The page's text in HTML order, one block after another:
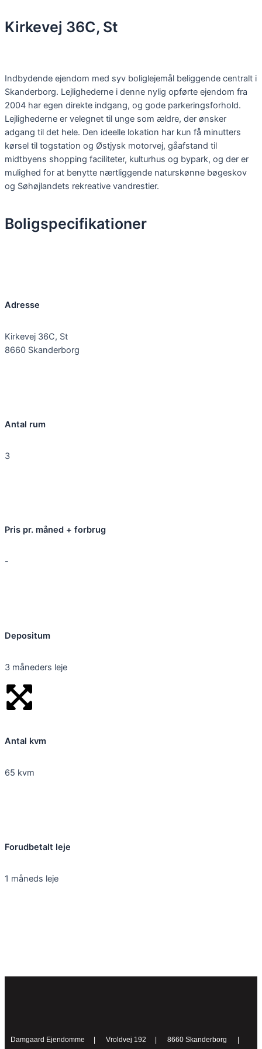
to
content
Kirkevej 36C, St
Indbydende ejendom med syv boliglejemål beliggende centralt i
Skanderborg. Lejlighederne i denne nylig opførte ejendom fra
2004 har egen direkte indgang, og gode parkeringsforhold.
Lejlighederne er velegnet til unge som ældre, der ønsker
adgang til det hele. Den ideelle lokation har kun få minutters
kørsel til togstation og Østjysk motorvej, gåafstand til
midtbyens shopping faciliteter, kulturhus og bypark, og der er
mulighed for at benytte nærtliggende naturskønne bøgeskov
og Søhøjlandets rekreative vandrestier.
Boligspecifikationer
Adresse
Kirkevej 36C, St
8660 Skanderborg
Antal rum
3
Pris pr. måned + forbrug
-
Depositum
3 måneders leje
Antal kvm
65 kvm
Forudbetalt leje
1 måneds leje
Damgaard Ejendomme | Vroldvej 192 | 8660 Skanderborg |